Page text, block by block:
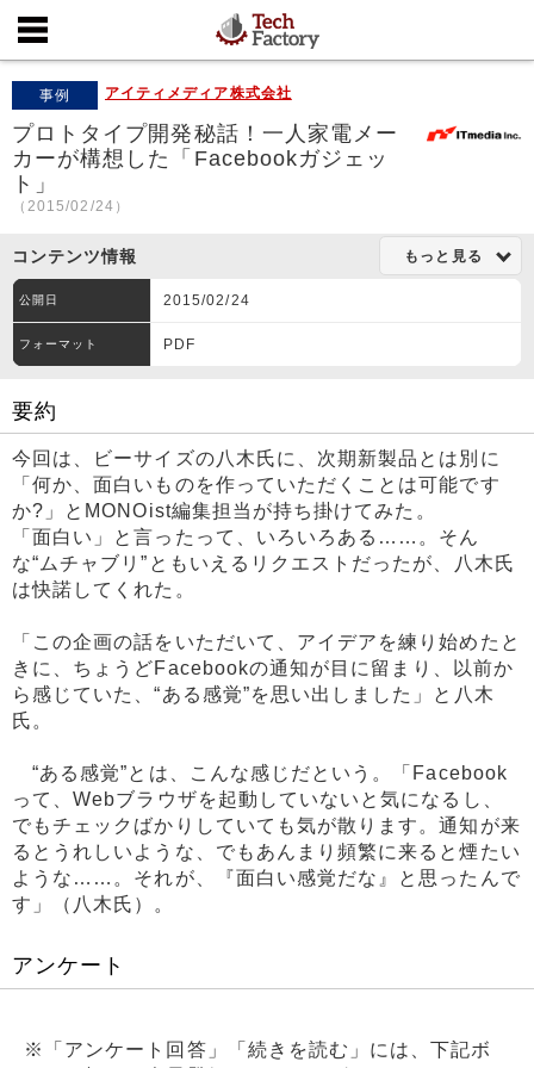
事例 アイティメディア株式会社
プロトタイプ開発秘話！一人家電メー
カーが構想した「Facebookガジェッ
ト」
（2015/02/24）
コンテンツ情報 もっと見る
公開日 2015/02/24
フォーマット PDF
要約
今回は、ビーサイズの八木氏に、次期新製品とは別に
「何か、面白いものを作っていただくことは可能です
か?」とMONOist編集担当が持ち掛けてみた。
「面白い」と言ったって、いろいろある……。そん
な“ムチャブリ”ともいえるリクエストだったが、八木氏
は快諾してくれた。
「この企画の話をいただいて、アイデアを練り始めたと
きに、ちょうどFacebookの通知が目に留まり、以前か
ら感じていた、“ある感覚”を思い出しました」と八木
氏。
“ある感覚”とは、こんな感じだという。「Facebook
って、Webブラウザを起動していないと気になるし、
でもチェックばかりしていても気が散ります。通知が来
るとうれしいような、でもあんまり頻繁に来ると煙たい
ような……。それが、『面白い感覚だな』と思ったんで
す」（八木氏）。
アンケート
※「アンケート回答」「続きを読む」には、下記ボ